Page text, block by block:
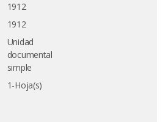
1912
1912
Unidad
documental
simple
1-Hoja(s)